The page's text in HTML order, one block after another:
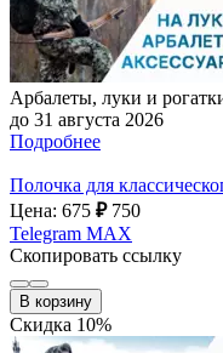
Арбалеты, луки и
до 31 августа 2026
Подробнее
Полочка для
Цена: 675 ₽ 750
Telegram MAX
Скопировать ссылку
В корзину
Скидка 10%